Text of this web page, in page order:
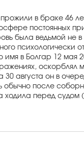
в браке 46
постоянных
была ведьмой не
в Болгар 12 мая
30 августа он в
обычно после
перед судом